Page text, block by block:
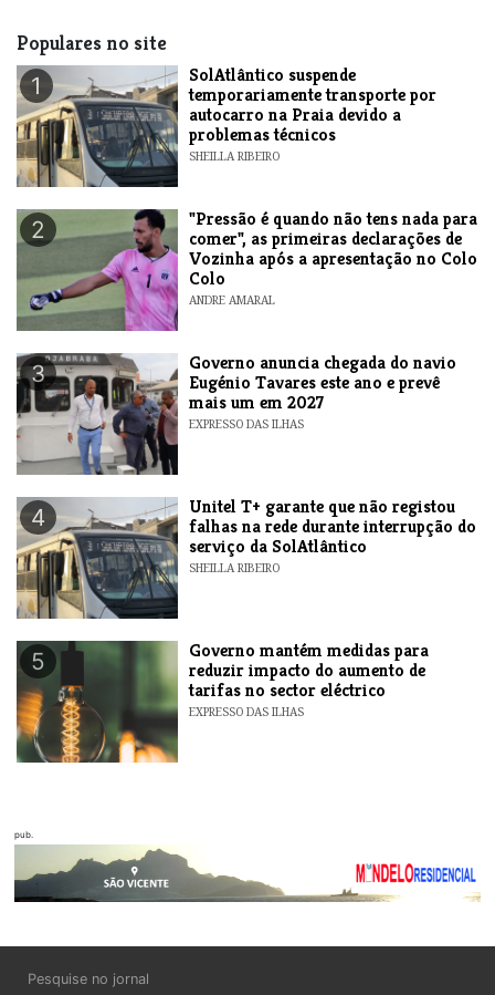
Populares no site
1
SolAtlântico suspende
temporariamente transporte por
autocarro na Praia devido a
problemas técnicos
SHEILLA RIBEIRO
2
"Pressão é quando não tens nada para
comer", as primeiras declarações de
Vozinha após a apresentação no Colo
Colo
ANDRE AMARAL
3
Governo anuncia chegada do navio
Eugénio Tavares este ano e prevê
mais um em 2027
EXPRESSO DAS ILHAS
4
Unitel T+ garante que não registou
falhas na rede durante interrupção do
serviço da SolAtlântico
SHEILLA RIBEIRO
5
Governo mantém medidas para
reduzir impacto do aumento de
tarifas no sector eléctrico
EXPRESSO DAS ILHAS
pub.
Pesquise no jornal